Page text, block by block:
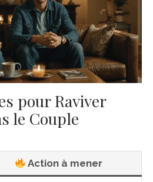
pour Raviver
le Couple
Action à mener